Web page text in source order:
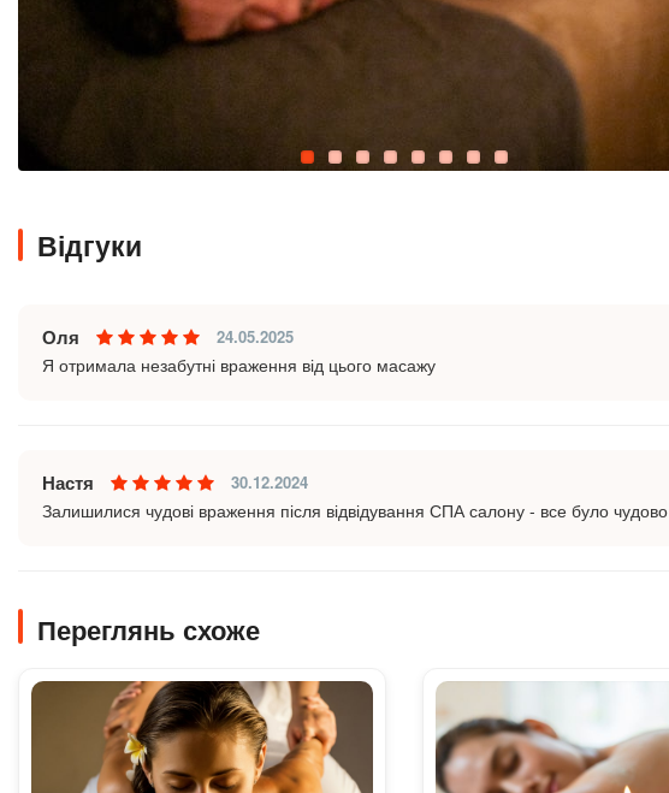
Відгуки
Оля 24.05.2025
Я отримала незабутні враження від цього масажу
Настя 30.12.2024
Залишилися чудові враження після відвідування СПА салону - все було чудово
Переглянь схоже